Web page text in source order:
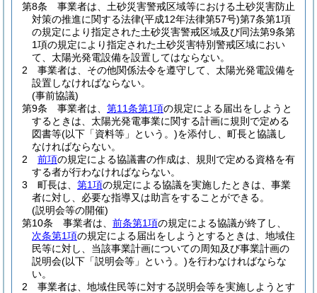
第8条
事業者は、土砂災害警戒区域等における土砂災害防止
対策の推進に関する法律(平成12年法律第57号)第7条第1項
の規定により指定された土砂災害警戒区域及び同法第9条第
1項の規定により指定された土砂災害特別警戒区域におい
て、太陽光発電設備を設置してはならない。
2
事業者は、その他関係法令を遵守して、太陽光発電設備を
設置しなければならない。
(事前協議)
第9条
事業者は、 第11条第1項の規定による届出をしようと
するときは、太陽光発電事業に関する計画に規則で定める
図書等(以下「資料等」という。)を添付し、町長と協議し
なければならない。
2
前項の規定による協議書の作成は、規則で定める資格を有
する者が行わなければならない。
3
町長は、 第1項の規定による協議を実施したときは、事業
者に対し、必要な指導又は助言をすることができる。
(説明会等の開催)
第10条
事業者は、 前条第1項の規定による協議が終了し、
次条第1項の規定による届出をしようとするときは、地域住
民等に対し、当該事業計画についての周知及び事業計画の
説明会(以下「説明会等」という。)を行わなければならな
い。
2
事業者は、地域住民等に対する説明会等を実施しようとす